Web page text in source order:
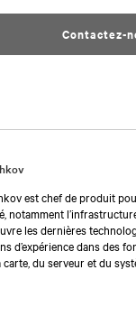
Contactez-
est chef de produit
notamment
les dernières
d’expérience dans des
carte, du serveur et du